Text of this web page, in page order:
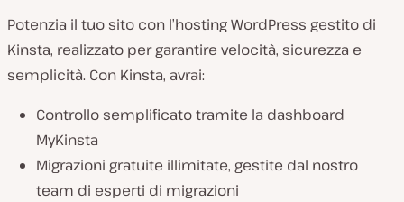
Potenzia il tuo sito con l’hosting WordPress gestito di
Kinsta, realizzato per garantire velocità, sicurezza e
semplicità. Con Kinsta, avrai:
Controllo semplificato tramite la dashboard
MyKinsta
Migrazioni gratuite illimitate, gestite dal nostro
team di esperti di migrazioni